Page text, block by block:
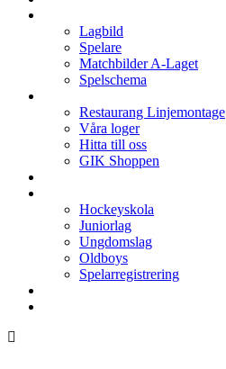
Lagbild
Spelare
Matchbilder A-Laget
Spelschema
Restaurang Linjemontage
Våra loger
Hitta till oss
GIK Shoppen
Hockeyskola
Juniorlag
Ungdomslag
Oldboys
Spelarregistrering